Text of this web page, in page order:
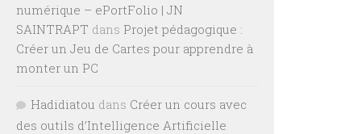
numérique – ePortFolio | JN
SAINTRAPT dans Projet pédagogique :
Créer un Jeu de Cartes pour apprendre à
monter un PC
Hadidiatou dans Créer un cours avec
des outils d’Intelligence Artificielle